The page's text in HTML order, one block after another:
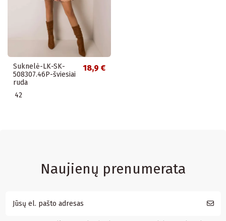
Suknelė-LK-SK-
508307.46P-šviesiai
ruda
18,9 €
42
Naujienų prenumerata